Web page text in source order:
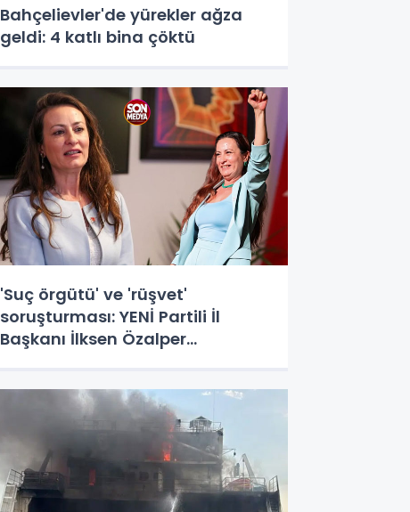
Bahçelievler'de yürekler ağza
geldi: 4 katlı bina çöktü
'Suç örgütü' ve 'rüşvet'
soruşturması: YENİ Partili İl
Başkanı İlksen Özalper